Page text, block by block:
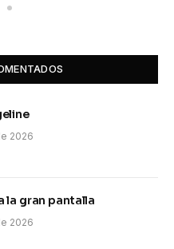
2026
la gran pantalla
2026